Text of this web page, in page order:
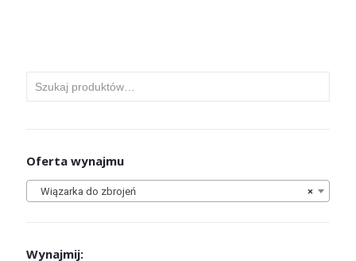
Oferta wynajmu
×
Wiązarka do zbrojeń
Wynajmij: